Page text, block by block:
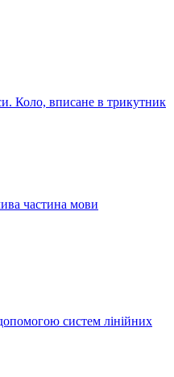
Коло, вписане в трикутник
частина мови
систем лінійних